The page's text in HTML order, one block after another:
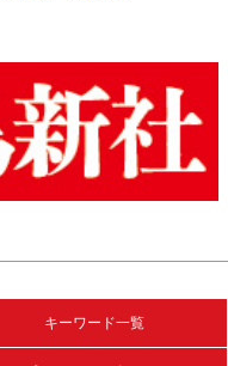
キーワード一覧